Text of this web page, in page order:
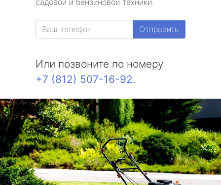
садовой и бензиновой техники.
Отправить
Или позвоните по номеру
+7 (812) 507-16-92.